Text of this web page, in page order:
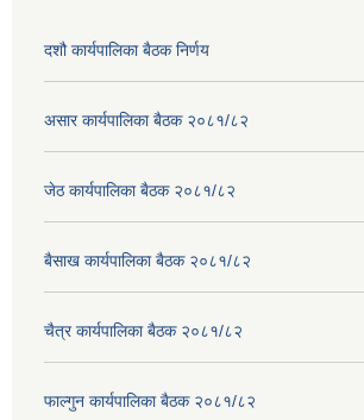
दशौ कार्यपालिका बैठक निर्णय
असार कार्यपालिका बैठक २०८१/८२
जेठ कार्यपालिका बैठक २०८१/८२
बैसाख कार्यपालिका बैठक २०८१/८२
चैत्र कार्यपालिका बैठक २०८१/८२
फाल्गुन कार्यपालिका बैठक २०८१/८२